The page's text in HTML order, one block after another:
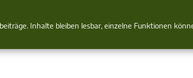
Inhalte bleiben lesbar, einzelne Funktionen
im Blick